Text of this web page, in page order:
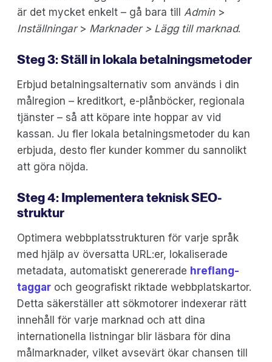
är det mycket enkelt – gå bara till Admin>
Inställningar> Marknader > Lägg till marknad.
Steg 3: Ställ in lokala betalningsmetoder
Erbjud betalningsalternativ som används i din
målregion – kreditkort, e-plånböcker, regionala
tjänster – så att köpare inte hoppar av vid
kassan. Ju fler lokala betalningsmetoder du kan
erbjuda, desto fler kunder kommer du sannolikt
att göra nöjda.
Steg 4: Implementera teknisk SEO-
struktur
Optimera webbplatsstrukturen för varje språk
med hjälp av översatta URL:er, lokaliserade
metadata, automatiskt genererade hreflang-
taggar och geografiskt riktade webbplatskartor.
Detta säkerställer att sökmotorer indexerar rätt
innehåll för varje marknad och att dina
internationella listningar blir läsbara för dina
målmarknader, vilket avsevärt ökar chansen till